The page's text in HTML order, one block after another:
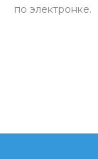
по электронке.